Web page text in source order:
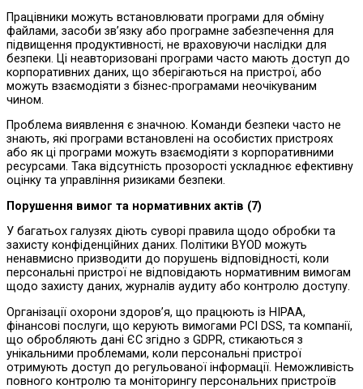
Працівники можуть встановлювати програми для обміну
файлами, засоби зв’язку або програмне забезпечення для
підвищення продуктивності, не враховуючи наслідки для
безпеки. Ці неавторизовані програми часто мають доступ до
корпоративних даних, що зберігаються на пристрої, або
можуть взаємодіяти з бізнес-програмами неочікуваним
чином.
Проблема виявлення є значною. Команди безпеки часто не
знають, які програми встановлені на особистих пристроях
або як ці програми можуть взаємодіяти з корпоративними
ресурсами. Така відсутність прозорості ускладнює ефективну
оцінку та управління ризиками безпеки.
Порушення вимог та нормативних актів (7)
У багатьох галузях діють суворі правила щодо обробки та
захисту конфіденційних даних. Політики BYOD можуть
ненавмисно призводити до порушень відповідності, коли
персональні пристрої не відповідають нормативним вимогам
щодо захисту даних, журналів аудиту або контролю доступу.
Організації охорони здоров’я, що працюють із HIPAA,
фінансові послуги, що керують вимогами PCI DSS, та компанії,
що обробляють дані ЄС згідно з GDPR, стикаються з
унікальними проблемами, коли персональні пристрої
отримують доступ до регульованої інформації. Неможливість
повного контролю та моніторингу персональних пристроїв